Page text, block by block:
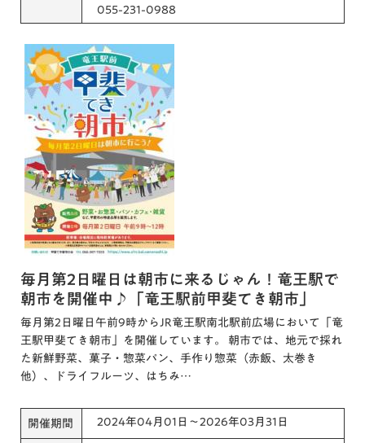
055-231-0988
毎月第2日曜日は朝市に来るじゃん！竜王駅で
朝市を開催中♪「竜王駅前甲斐てき朝市」
毎月第2日曜日午前9時からJR竜王駅南北駅前広場において「竜
王駅甲斐てき朝市」を開催しています。 朝市では、地元で採れ
た新鮮野菜、菓子・惣菜パン、手作り惣菜（赤飯、太巻き
他）、ドライフルーツ、はちみ…
開催期間 2024年04月01日～2026年03月31日